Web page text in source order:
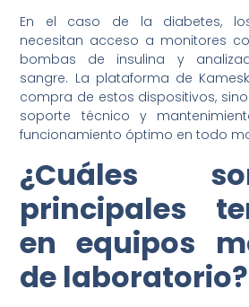
En el caso de la diabetes,
necesitan acceso a monitores
bombas de insulina y
sangre. La plataforma de
compra de estos dispositivos,
soporte técnico y
funcionamiento óptimo en todo
¿Cuáles
principales
en equipos
de laboratorio?